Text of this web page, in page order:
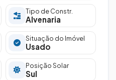
Tipo de Constr.
Alvenaria
Situação do Imóvel
Usado
Posição Solar
Sul